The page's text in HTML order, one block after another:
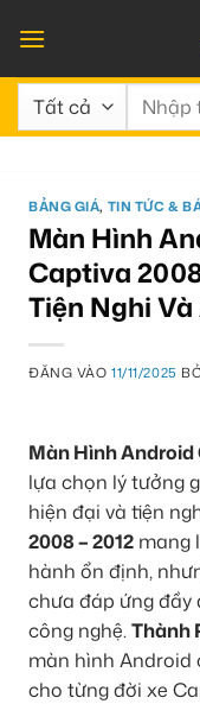
qua
nội
dung
Tìm
BẢNG GIÁ, TIN TỨC &
Màn Hình
Captiva
Tiện Nghi Và
ĐĂNG VÀO11/11/2025
Màn Hình Android
lựa chọn lý tưởng
hiện đại và tiện
2008 – 2012 mang
hành ổn định,
chưa đáp ứng đầy
công nghệ.Thành
màn hình Android
cho từng đời xe